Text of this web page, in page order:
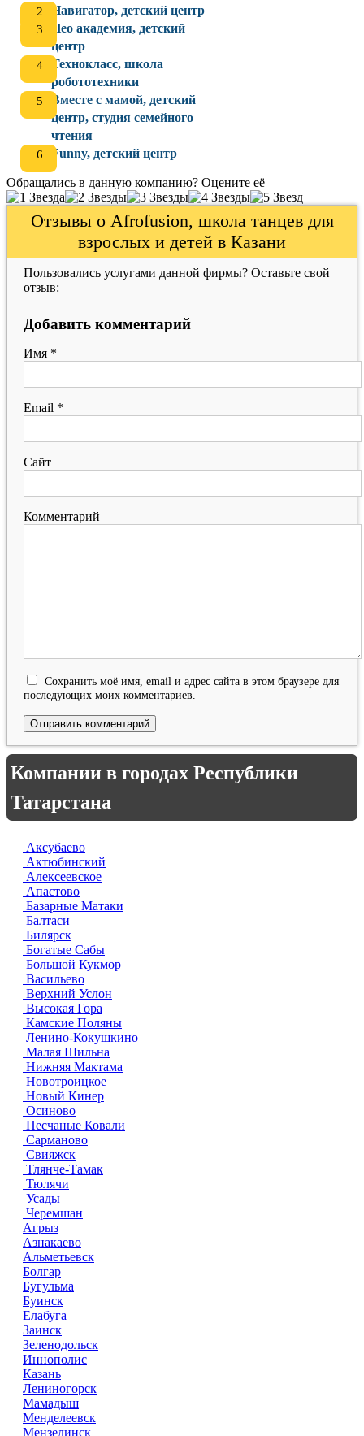
Навигатор, детский центр
Нео академия, детский
центр
Технокласс, школа
робототехники
Вместе с мамой, детский
центр, студия семейного
чтения
Funny, детский центр
Обращались в данную компанию? Оцените её
Отзывы о Afrofusion, школа танцев для
взрослых и детей в Казани
Пользовались услугами данной фирмы? Оставьте свой
отзыв:
Добавить комментарий
Имя *
Email *
Сайт
Комментарий
Сохранить моё имя, email и адрес сайта в этом браузере для
последующих моих комментариев.
Компании в городах Республики
Татарстана
Аксубаево
Актюбинский
Алексеевское
Апастово
Базарные Матаки
Балтаси
Билярск
Богатые Сабы
Большой Кукмор
Васильево
Верхний Услон
Высокая Гора
Камские Поляны
Ленино-Кокушкино
Малая Шильна
Нижняя Мактама
Новотроицкое
Новый Кинер
Осиново
Песчаные Ковали
Сарманово
Свияжск
Тлянче-Тамак
Тюлячи
Усады
Черемшан
Агрыз
Азнакаево
Альметьевск
Болгар
Бугульма
Буинск
Елабуга
Заинск
Зеленодольск
Иннополис
Казань
Лениногорск
Мамадыш
Менделеевск
Мензелинск